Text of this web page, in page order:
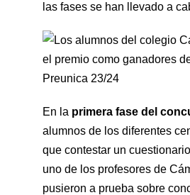
las fases se han llevado a
En la primera fase del
alumnos de los diferentes
que contestar un
uno de los profesores de
pusieron a prueba sobre